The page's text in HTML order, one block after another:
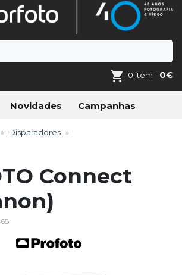
0 item - 0€
Novidades Campanhas
Disparadores
Connect